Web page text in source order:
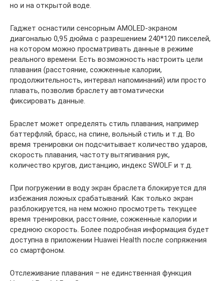
но и на открытой воде.
Гаджет оснастили сенсорным AMOLED-экраном
диагональю 0,95 дюйма с разрешением 240*120 пикселей,
на котором можно просматривать данные в режиме
реального времени. Есть возможность настроить цели
плавания (расстояние, сожженные калории,
продолжительность, интервал напоминаний) или просто
плавать, позволив браслету автоматически
фиксировать данные.
Браслет может определять стиль плавания, например
баттерфляй, брасс, на спине, вольный стиль и т.д. Во
время тренировки он подсчитывает количество ударов,
скорость плавания, частоту вытягивания рук,
количество кругов, дистанцию, индекс SWOLF и т.д.
При погружении в воду экран браслета блокируется для
избежания ложных срабатываний. Как только экран
разблокируется, на нем можно просмотреть текущее
время тренировки, расстояние, сожженные калории и
среднюю скорость. Более подробная информация будет
доступна в приложении Huawei Health после сопряжения
со смартфоном.
Отслеживание плавания – не единственная функция